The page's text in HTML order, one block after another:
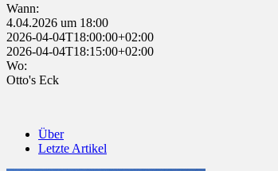
Wann:
4.04.2026 um 18:00
2026-04-04T18:00:00+02:00
2026-04-04T18:15:00+02:00
Wo:
Otto's Eck
Über
Letzte Artikel